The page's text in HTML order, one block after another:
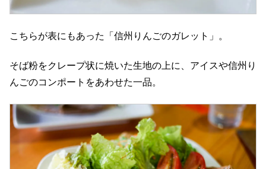
こちらが表にもあった「信州りんごのガレット」。
そば粉をクレープ状に焼いた生地の上に、アイスや信州り
んごのコンポートをあわせた一品。